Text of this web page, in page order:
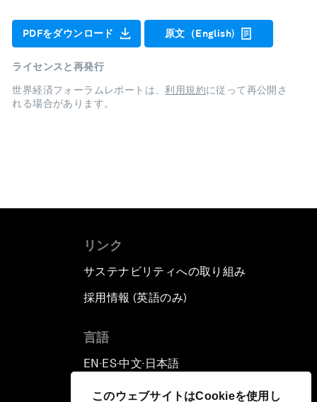
このウェブサイトはCookieを使用し
PDFをダウンロード 原文（English)
ライセンスと再発行
世界経済フォーラムレポートは、利用規約に従って再公開さ
れる場合があります。
リンク
サステナビリティへの取り組み
採用情報 (英語のみ)
言語
EN ▪ ES▪中文▪ 日本語